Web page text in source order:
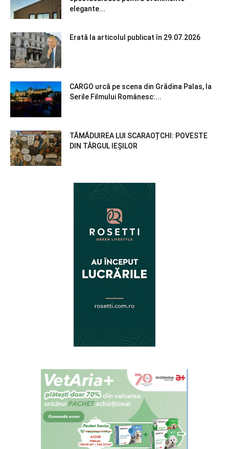
elegante...
Erată la articolul publicat în 29.07.2026
CARGO urcă pe scena din Grădina Palas, la
Serile Filmului Românesc:...
TĂMĂDUIREA LUI SCARAOȚCHI: POVESTE
DIN TÂRGUL IEȘILOR